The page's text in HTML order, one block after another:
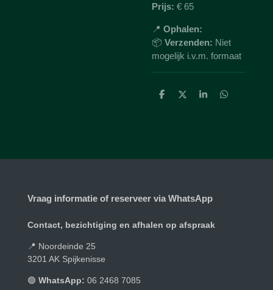
Prijs: € 65
📍 Ophalen:
📦 Verzenden: Niet
mogelijk i.v.m. formaat
D
D
S
D
Vraag informatie of reserveer via WhatsApp
Contact, bezichtiging en afhalen op afspraak
📍 Noordeinde 25
3201 AK Spijkenisse
🟢 WhatsApp: 06 2468 7085